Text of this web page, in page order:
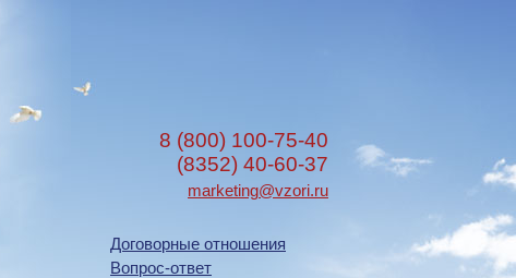
8 (800) 100-75-40
(8352) 40-60-37
marketing@vzori.ru
Договорные отношения
Вопрос-ответ